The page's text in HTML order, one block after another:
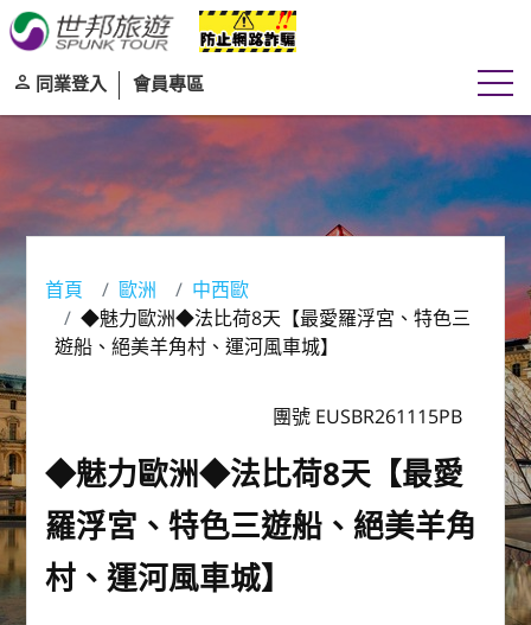
同業登入 會員專區
首頁 歐洲
中西歐
◆魅力歐洲◆法比荷8天【最愛羅浮宮、特色三
遊船、絕美羊角村、運河風車城】
團號 EUSBR261115PB
◆魅力歐洲◆法比荷8天【最愛
羅浮宮、特色三遊船、絕美羊角
村、運河風車城】